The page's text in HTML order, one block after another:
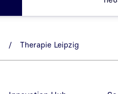
Therapie Leipzig